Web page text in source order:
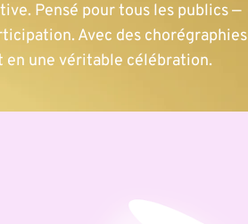
Pensé pour tous les publics —
Avec des chorégraphies
en une véritable célébration.